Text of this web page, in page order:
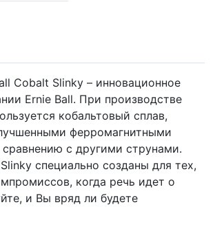
Cobalt Slinky – инновационное
Ernie Ball. При производстве
кобальтовый сплав,
ферромагнитными
с другими струнами.
специально созданы для тех,
когда речь идет о
и Вы вряд ли будете